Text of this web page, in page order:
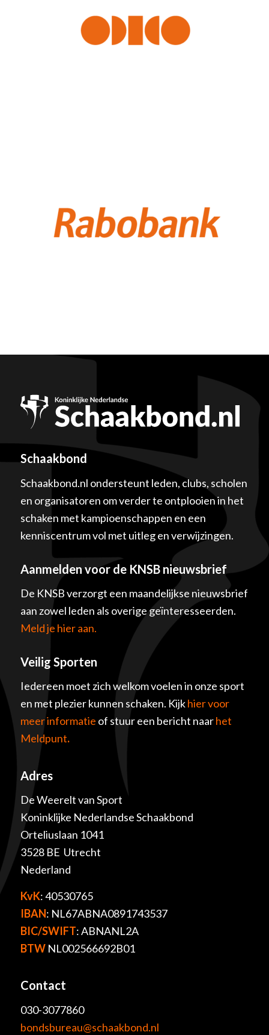
Schaakbond
Schaakbond.nl ondersteunt leden, clubs, scholen
en organisatoren om verder te ontplooien in het
schaken met kampioenschappen en een
kenniscentrum vol met uitleg en verwijzingen.
Aanmelden voor de KNSB nieuwsbrief
De KNSB verzorgt een maandelijkse nieuwsbrief
aan zowel leden als overige geïnteresseerden.
Meld je hier aan.
Veilig Sporten
Iedereen moet zich welkom voelen in onze sport
en met plezier kunnen schaken. Kijkhier voor
meer informatie of stuur een bericht naarhet
Meldpunt.
Adres
De Weerelt van Sport
Koninklijke Nederlandse Schaakbond
Orteliuslaan 1041
3528 BE Utrecht
Nederland
KvK: 40530765
IBAN: NL67ABNA0891743537
BIC/SWIFT: ABNANL2A
BTWNL002566692B01
Contact
030-3077860
bondsbureau@schaakbond.nl